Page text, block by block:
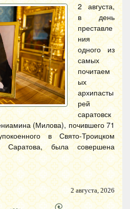
2 августа,
в день
преставле
ния
одного из
самых
почитаем
ых
архипасты
рей
саратовск
(Милова), почившего 71
в Свято-Троицком
Саратова, была совершена
2 августа, 2026